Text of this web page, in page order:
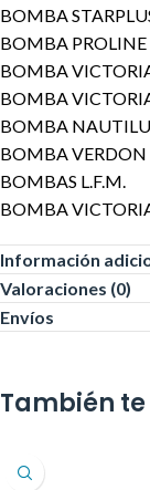
BOMBA
BOMBA PROLINE
BOMBA
BOMBA
BOMBA
BOMBA VERDON
BOMBAS L.F.M.
BOMBA
Información
Valoraciones (0)
Envíos
También